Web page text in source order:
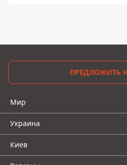
ПРЕДЛОЖИТЬ
Мир
Украина
Киев